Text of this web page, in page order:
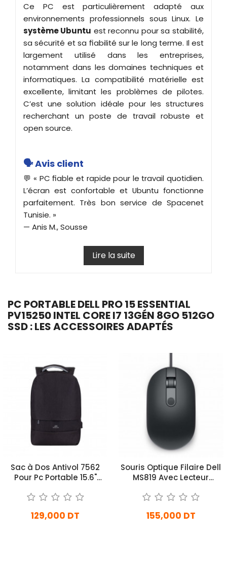
Ce PC est particulièrement adapté aux
environnements professionnels sous Linux. Le
système Ubuntu est reconnu pour sa stabilité,
sa sécurité et sa fiabilité sur le long terme. Il est
largement utilisé dans les entreprises,
notamment dans les domaines techniques et
informatiques. La compatibilité matérielle est
excellente, limitant les problèmes de pilotes.
C’est une solution idéale pour les structures
recherchant un poste de travail robuste et
open source.
🗣️ Avis client
💬 « PC fiable et rapide pour le travail quotidien.
L’écran est confortable et Ubuntu fonctionne
parfaitement. Très bon service de Spacenet
Tunisie. »
— Anis M., Sousse
Lire la suite
PC PORTABLE DELL PRO 15 ESSENTIAL
PV15250 INTEL CORE I7 13GÉN 8GO 512GO
SSD : LES ACCESSOIRES ADAPTÉS
Sac à Dos Antivol 7562
Pour Pc Portable 15.6"
129,000 DT
Souris Optique Filaire Dell
MS819 Avec Lecteur
Noir
155,000 DT